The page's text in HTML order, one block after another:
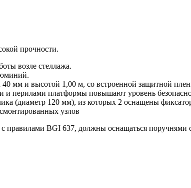
прочности.
возле стеллажа.
мм и высотой 1,00 м, со встроенной защитной
перилами платформы повышают уровень
(диаметр 120 мм), из которых 2 оснащены
узлов
BGI 637, должны оснащаться поручнями